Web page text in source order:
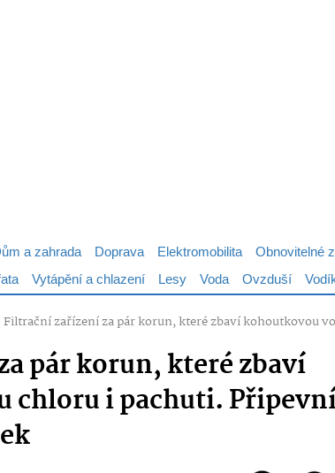
a zahrada Doprava Elektromobilita Obnovitelné
Vytápění a chlazení Lesy Voda Ovzduší
Filtrační zařízení za pár korun, které zbaví kohoutkovou
pár korun, které zbaví
chloru i pachuti.